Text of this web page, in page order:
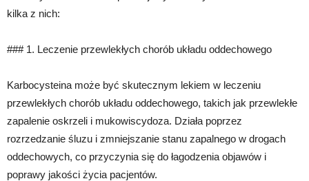
kilka z nich:
### 1. Leczenie przewlekłych chorób układu oddechowego
Karbocysteina może być skutecznym lekiem w leczeniu
przewlekłych chorób układu oddechowego, takich jak przewlekłe
zapalenie oskrzeli i mukowiscydoza. Działa poprzez
rozrzedzanie śluzu i zmniejszanie stanu zapalnego w drogach
oddechowych, co przyczynia się do łagodzenia objawów i
poprawy jakości życia pacjentów.